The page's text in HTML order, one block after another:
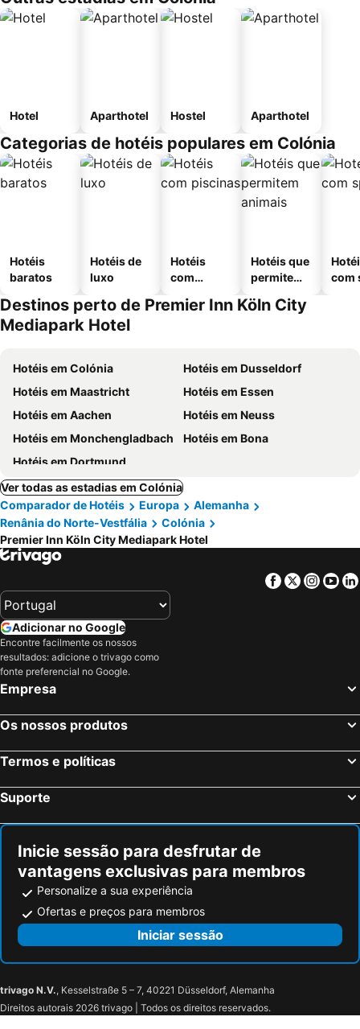
Hotel Aparthotel Hostel Aparthotel
Categorias de hotéis populares em Colónia
Hotéis
baratos
Hotéis de
luxo
Hotéis
com
Hotéis que
permitem
com
Destinos perto de Premier Inn Köln City
Mediapark Hotel
Hotéis em Colónia
Hotéis em Dusseldorf
Hotéis em Maastricht
Hotéis em Essen
Hotéis em Aachen
Hotéis em Neuss
Hotéis em Monchengladbach
Hotéis em Bona
Hotéis em Dortmund
Ver todas as estadias em Colónia
Comparador de Hotéis
Europa
Alemanha
Renânia do Norte-Vestfália
Colónia
Premier Inn Köln City Mediapark Hotel
Facebook
Twitter
Adicionar no Google
Encontre facilmente os nossos
resultados: adicione o trivago como
fonte preferencial no Google.
Empresa
Os nossos produtos
Termos e políticas
Suporte
Inicie sessão para desfrutar de
vantagens exclusivas para membros
Personalize a sua experiência
Ofertas e preços para membros
Iniciar sessão
trivago N.V., Kesselstraße 5 – 7, 40221 Düsseldorf, Alemanha
Direitos autorais 2026 trivago | Todos os direitos reservados.